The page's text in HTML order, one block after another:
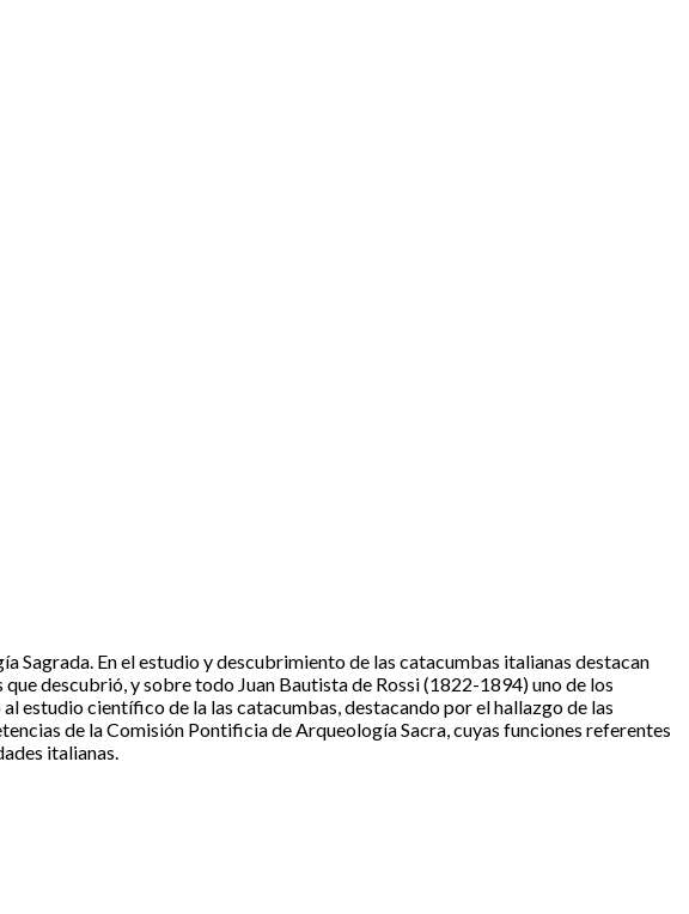
Sagrada. En el estudio y descubrimiento de las catacumbas italianas destacan
descubrió, y sobre todo Juan Bautista de Rossi (1822-1894) uno de los
estudio científico de la las catacumbas, destacando por el hallazgo de las
de la Comisión Pontificia de Arqueología Sacra, cuyas funciones referentes
italianas.